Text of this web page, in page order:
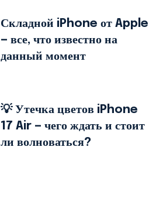
Складной iPhone от Apple
— все, что известно на
данный момент
💡 Утечка цветов iPhone
17 Air — чего ждать и стоит
ли волноваться?